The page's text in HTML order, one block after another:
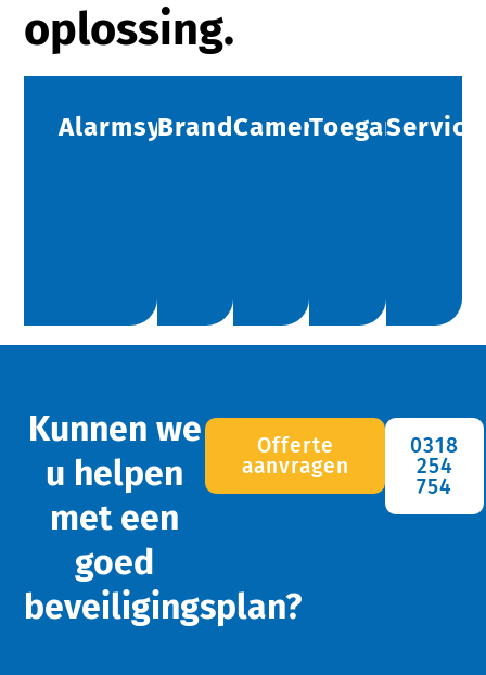
oplossing.
AlarmsystemenBrandbeveiliging
Camerabeveiliging
Service
Kunnen we
u helpen
met een
goed
beveiligingsplan?
Offerte
aanvragen
0318
254
754